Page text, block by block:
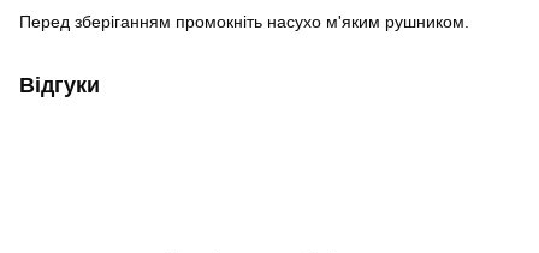
Перед зберіганням промокніть насухо м'яким рушником.
Відгуки